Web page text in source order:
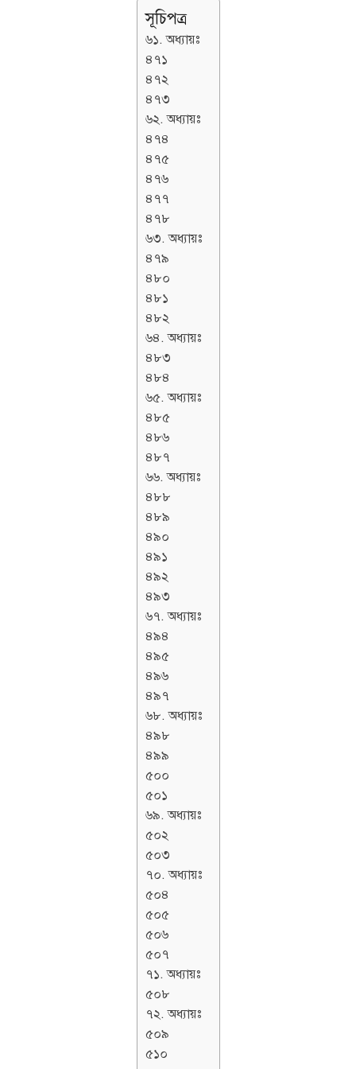
সূচিপত্র
৬১. অধ্যায়ঃ
৪৭১
৪৭২
৪৭৩
৬২. অধ্যায়ঃ
৪৭৪
৪৭৫
৪৭৬
৪৭৭
৪৭৮
৬৩. অধ্যায়ঃ
৪৭৯
৪৮০
৪৮১
৪৮২
৬৪. অধ্যায়ঃ
৪৮৩
৪৮৪
৬৫. অধ্যায়ঃ
৪৮৫
৪৮৬
৪৮৭
৬৬. অধ্যায়ঃ
৪৮৮
৪৮৯
৪৯০
৪৯১
৪৯২
৪৯৩
৬৭. অধ্যায়ঃ
৪৯৪
৪৯৫
৪৯৬
৪৯৭
৬৮. অধ্যায়ঃ
৪৯৮
৪৯৯
৫০০
৫০১
৬৯. অধ্যায়ঃ
৫০২
৫০৩
৭০. অধ্যায়ঃ
৫০৪
৫০৫
৫০৬
৫০৭
৭১. অধ্যায়ঃ
৫০৮
৭২. অধ্যায়ঃ
৫০৯
৫১০